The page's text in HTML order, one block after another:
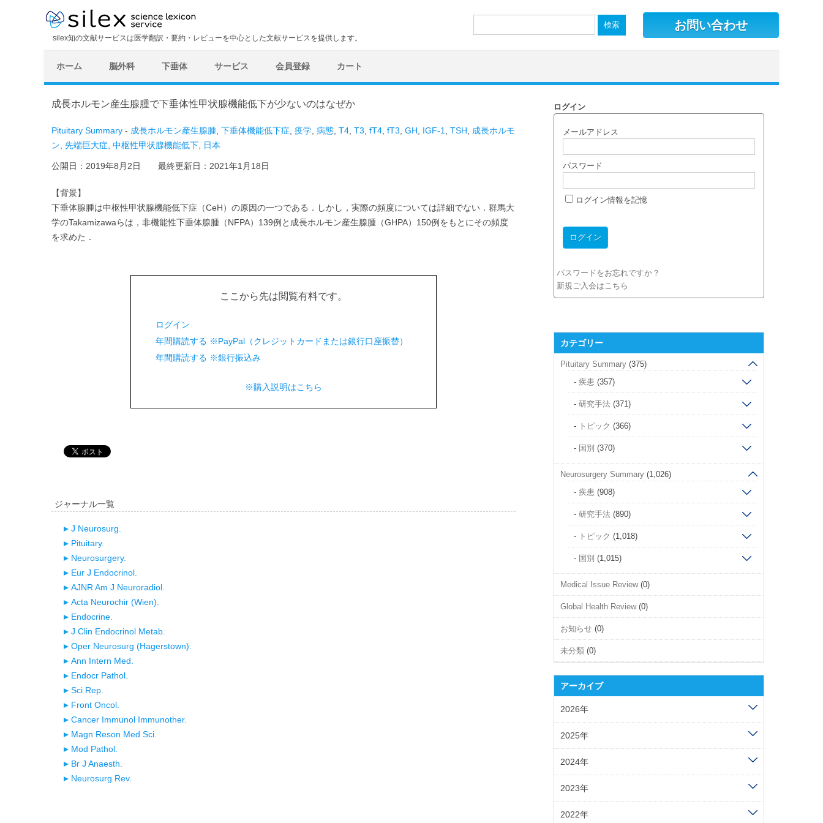
silex知の文献サービスは医学翻訳・要約・レビューを中心とした文献サービスを提供します。
検
お問い合わせ
ホーム 脳外科 下垂体 サービス 会員登録 カート
成長ホルモン産生腺腫で下垂体性甲状腺機能低下が少ないのはなぜか
Pituitary Summary - 成長ホルモン産生腺腫 下垂体機能低下症 疫学 病態 T4 T3 fT4 fT3 GH IGF-1 TSH
成長ホルモ
ン 先端巨大症 中枢性甲状腺機能低下 日本
公開日： 2019年8月2日 最終更新日： 2021年1月18日
【背景】
下垂体腺腫は中枢性甲状腺機能低下症（CeH）の原因の一つである．しかし，実際の頻度については詳細でない．群馬大
学のTakamizawaらは，非機能性下垂体腺腫（NFPA）139例と成長ホルモン産生腺腫（GHPA）150例をもとにその頻度
を求めた．
ここから先は閲覧有料です。
ログイン
年間購読する ※PayPal（クレジットカードまたは銀行口座振替）
年間購読する ※銀行振込み
※購入説明はこちら
ジャーナル一覧
J Neurosurg.
Pituitary.
Neurosurgery.
Eur J Endocrinol.
AJNR Am J Neuroradiol.
Acta Neurochir (Wien).
Endocrine.
J Clin Endocrinol Metab.
Oper Neurosurg (Hagerstown).
Ann Intern Med.
Endocr Pathol.
Sci Rep.
Front Oncol.
Cancer Immunol Immunother.
Magn Reson Med Sci.
Mod Pathol.
Br J Anaesth.
Neurosurg Rev.
ログイン
メールアドレス
パスワード
ログイン情報を記憶
パスワードをお忘れですか？
新規ご入会はこちら
カテゴリー
Pituitary Summary(375)
疾患 (357)
研究手法(371)
トピック (366)
国別 (370)
Neurosurgery Summary(1,026)
疾患 (908)
研究手法(890)
トピック (1,018)
国別 (1,015)
Medical Issue Review(0)
Global Health Review(0)
お知らせ(0)
未分類(0)
アーカイブ
2026年
2025年
2024年
2023年
2022年